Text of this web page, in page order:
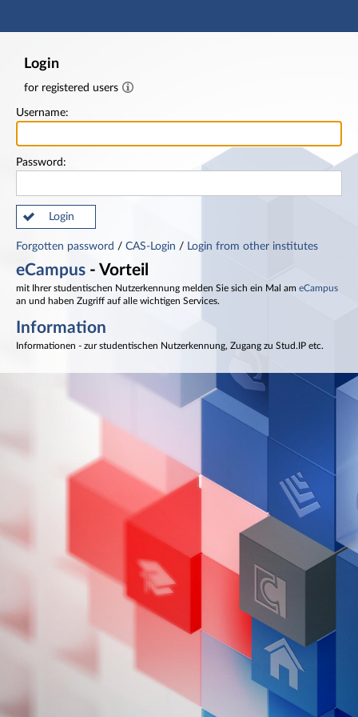
Main navigation
Login
for registered users
Username:
Password:
Login
Forgotten password / CAS-Login / Login from other institutes
eCampus - Vorteil
mit Ihrer studentischen Nutzerkennung melden Sie sich ein Mal am eCampus
an und haben Zugriff auf alle wichtigen Services.
Information
Informationen - zur studentischen Nutzerkennung, Zugang zu Stud.IP etc.